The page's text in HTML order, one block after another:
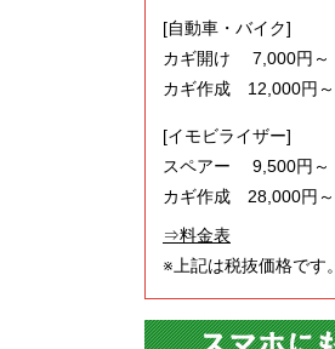
[自動車・バイク]
カギ開け 7,000円～
カギ作成 12,000円～
[イモビライザー]
スペアー 9,500円～
カギ作成 28,000円～
⇒料金表
※上記は税抜価格です。